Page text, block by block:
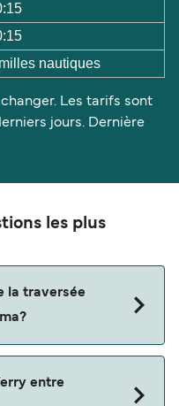
nautiques
Les tarifs sont
jours. Dernière
les plus
la traversée
des traversées
entre